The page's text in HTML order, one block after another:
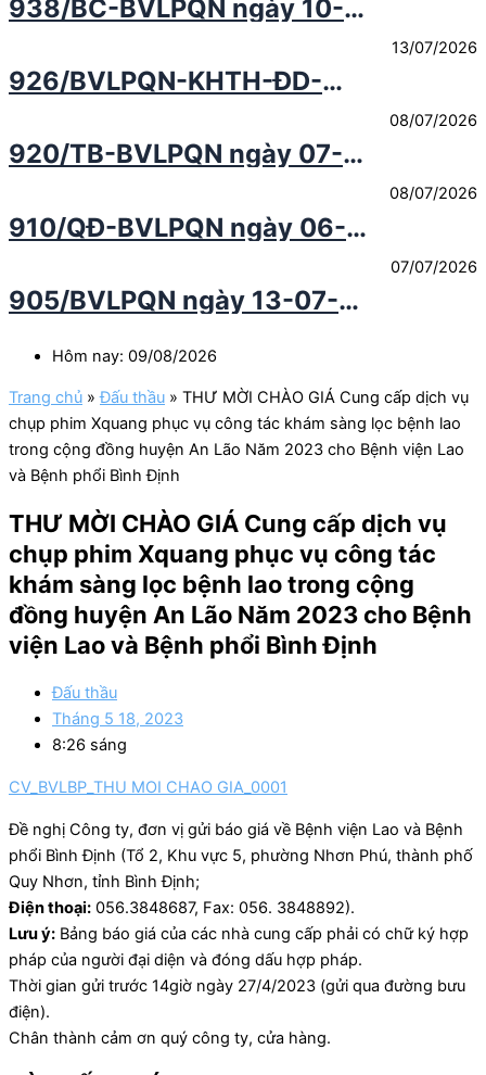
công tác khám chữa bệnh
hình thực hiện dự toán Ngân
2026
938/BC-BVLPQN ngày 10-
hình thực hiện dự toán Ngân
2026
926/BVLPQN-KHTH-ĐD-
quyền bảo mật thiết bị
120G cho Bệnh viện Lao và
Bệnh phổi Quy Nhơn năm
13/07/2026
920/TB-BVLPQN ngày 07-7-
gói thầu "Mua sắm văn
động thường xuyên tại Bệnh
viện Lao và Bệnh phổi Quy
08/07/2026
910/QĐ-BVLPQN ngày 06-
nhà thầu qua mạng gói thầu
phục vụ hoạt động thường
xuyên tại Bệnh viện Lao và
Bệnh phổi Quy Nhơn năm
2026
08/07/2026
905/BVLPQN ngày 13-07-
chữa máy phân tích huyết
của Bệnh viện Lao và Bệnh
phổi Quy Nhơn
07/07/2026
Hôm nay: 09/08/2026
Trang chủ »Đấu thầu » THƯ MỜI CHÀO GIÁ Cung cấp dịch vụ
chụp phim Xquang phục vụ công tác khám sàng lọc bệnh lao
trong cộng đồng huyện An Lão Năm 2023 cho Bệnh viện Lao
và Bệnh phổi Bình Định
THƯ MỜI CHÀO GIÁ Cung cấp dịch vụ
chụp phim Xquang phục vụ công tác
khám sàng lọc bệnh lao trong cộng
đồng huyện An Lão Năm 2023 cho Bệnh
viện Lao và Bệnh phổi Bình Định
Đấu thầu
Tháng 5 18, 2023
8:26 sáng
CV_BVLBP_THU MOI CHAO GIA_0001
Đề nghị Công ty, đơn vị gửi báo giá về Bệnh viện Lao và Bệnh
phổi Bình Định (Tổ 2, Khu vực 5, phường Nhơn Phú, thành phố
Quy Nhơn, tỉnh Bình Định;
Điện thoại: 056.3848687, Fax: 056. 3848892).
Lưu ý: Bảng báo giá của các nhà cung cấp phải có chữ ký hợp
pháp của người đại diện và đóng dấu hợp pháp.
Thời gian gửi trước 14giờ ngày 27/4/2023 (gửi qua đường bưu
điện).
Chân thành cảm ơn quý công ty, cửa hàng.